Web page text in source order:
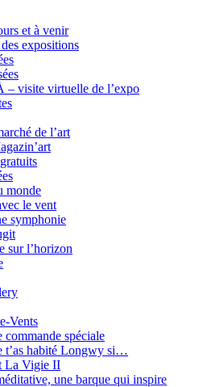
et à venir
expositions
visite virtuelle de l’expo
de l’art
monde
le vent
symphonie
sur l’horizon
Vents
commande spéciale
t’as habité Longwy si…
La Vigie II
une barque qui inspire